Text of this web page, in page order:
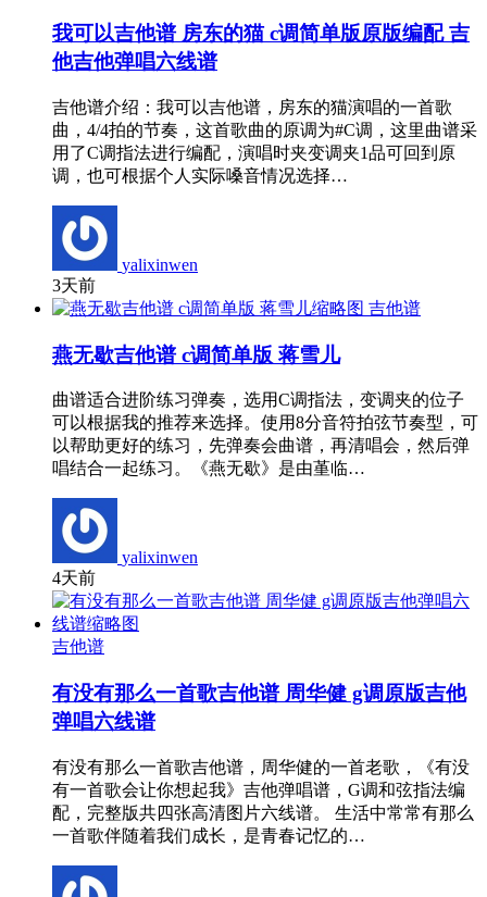
我可以吉他谱 房东的猫 c调简单版原版编配 吉
他吉他弹唱六线谱
吉他谱介绍：我可以吉他谱，房东的猫演唱的一首歌
曲，4/4拍的节奏，这首歌曲的原调为#C调，这里曲谱采
用了C调指法进行编配，演唱时夹变调夹1品可回到原
调，也可根据个人实际嗓音情况选择…
yalixinwen
3天前
吉他谱
燕无歇吉他谱 c调简单版 蒋雪儿
曲谱适合进阶练习弹奏，选用C调指法，变调夹的位子
可以根据我的推荐来选择。使用8分音符拍弦节奏型，可
以帮助更好的练习，先弹奏会曲谱，再清唱会，然后弹
唱结合一起练习。《燕无歇》是由堇临…
yalixinwen
4天前
吉他谱
有没有那么一首歌吉他谱 周华健 g调原版吉他
弹唱六线谱
有没有那么一首歌吉他谱，周华健的一首老歌，《有没
有一首歌会让你想起我》吉他弹唱谱，G调和弦指法编
配，完整版共四张高清图片六线谱。 生活中常常有那么
一首歌伴随着我们成长，是青春记忆的…